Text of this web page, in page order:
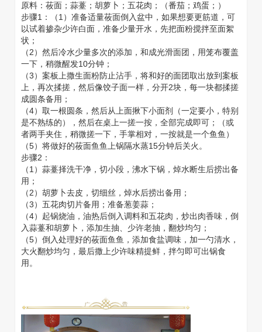
原料：莜面；蒜薹；胡萝卜；五花肉；（番茄；鸡蛋；）
步骤1：（1）准备适量莜面倒入盆中，如果想要更筋道，可
以试着掺杂少许白面，准备少量开水，先把面粉搅拌至面絮
状；
（2）然后冷水少量多次的添加，和成光滑面团，用笼布覆盖
一下，稍微醒发10分钟；
（3）案板上撒生面粉防止沾手，将和好的面团取出放到案板
上，再次揉搓，然后像饺子面一样，分开2块，每一块都揉搓
成圆条备用；
（4）取一根圆条，然后从上面揪下小面剂（一定要小，特别
是不熟练的），然后在桌上一搓一按，全部完成即可；（或
者两手夹住，稍微搓一下，手掌相对，一按就是一个鱼鱼）
（5）将做好的莜面鱼鱼上锅隔水蒸15分钟后关火。
步骤2：
（1）蒜薹择洗干净，切小段，沸水下锅，焯水断生后捞出备
用；
（2）胡萝卜去皮，切细丝，焯水后捞出备用；
（3）五花肉切片备用；准备葱姜蒜；
（4）起锅烧油，油热后倒入调料和五花肉，炒出肉香味，倒
入蒜薹和胡萝卜，添加生抽、少许老抽，翻炒均匀；
（5）倒入处理好的莜面鱼鱼，添加食盐调味，加一勺清水，
大火翻炒均匀，最后撒上少许味精提鲜，拌匀即可出锅食
用。